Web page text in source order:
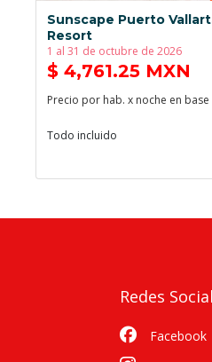
Sunscape Puerto
Resort
1 al 31 de octubre de 2026
$ 4,761.25 MXN
Precio por hab. x noche en base
Todo incluido
Redes
Facebook